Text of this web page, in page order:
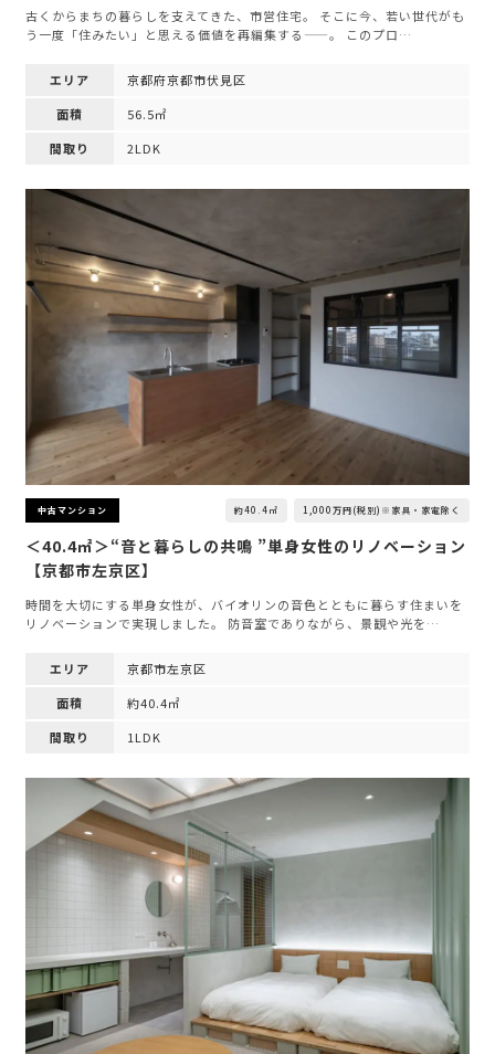
古くからまちの暮らしを支えてきた、市営住宅。 そこに今、若い世代がも
う一度「住みたい」と思える価値を再編集する——。 このプロ…
エリア
京都府京都市伏見区
面積
56.5㎡
間取り
2LDK
中古マンション 約40.4㎡ 1,000万円(税別)※家具・家電除く
＜40.4㎡＞“音と暮らしの共鳴 ”単身女性のリノベーション
【京都市左京区】
時間を大切にする単身女性が、バイオリンの音色とともに暮らす住まいを
リノベーションで実現しました。 防音室でありながら、景観や光を…
エリア
京都市左京区
面積
約40.4㎡
間取り
1LDK